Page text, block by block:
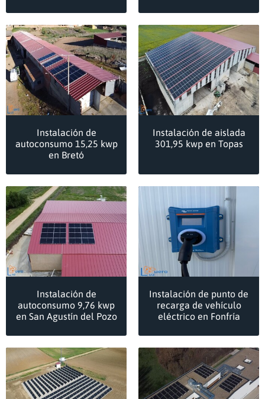
Instalación de
autoconsumo 15,25 kwp
en Bretó
Instalación de aislada
301,95 kwp en Topas
Instalación de
autoconsumo 9,76 kwp
en San Agustín del Pozo
Instalación de punto de
recarga de vehículo
eléctrico en Fonfría